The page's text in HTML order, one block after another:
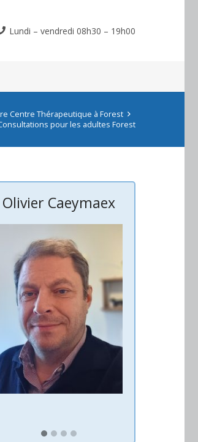
Lundi – vendredi 08h30 – 19h00
Centre Thérapeutique à Forest
pour les adultes Forest
Olivier Caeymaex